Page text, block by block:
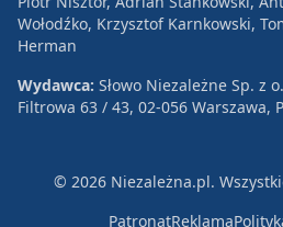
Wołodźko, Krzysztof Karnkowski,
Herman
Wydawca: Słowo Niezależne Sp. z
Filtrowa 63 / 43, 02-056 Warszawa,
© 2026 Niezależna.pl.
PatronatReklama